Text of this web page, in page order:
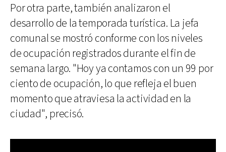
Por otra parte, también analizaron el
desarrollo de la temporada turística. La jefa
comunal se mostró conforme con los niveles
de ocupación registrados durante el fin de
semana largo. "Hoy ya contamos con un 99 por
ciento de ocupación, lo que refleja el buen
momento que atraviesa la actividad en la
ciudad", precisó.